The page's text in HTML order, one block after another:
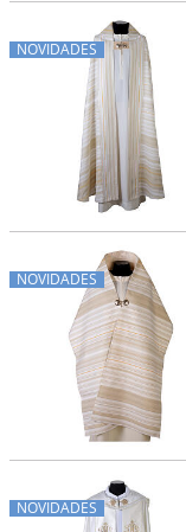
NOVIDADES
NOVIDADES
NOVIDADES